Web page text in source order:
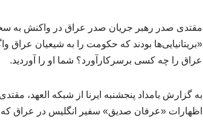
مقتدی صدر رهبر جریان صدر عراق در واکنش به
«بریتانیایی‌ها بودند که حکومت را به شیعیان عراق
عراق را چه کسی برسرکارآورد؟ شما او را آوردید.
به گزارش بامداد پنجشنبه ایرنا از شبکه العهد،
اظهارات «عرفان صدیق» سفیر انگلیس در عراق